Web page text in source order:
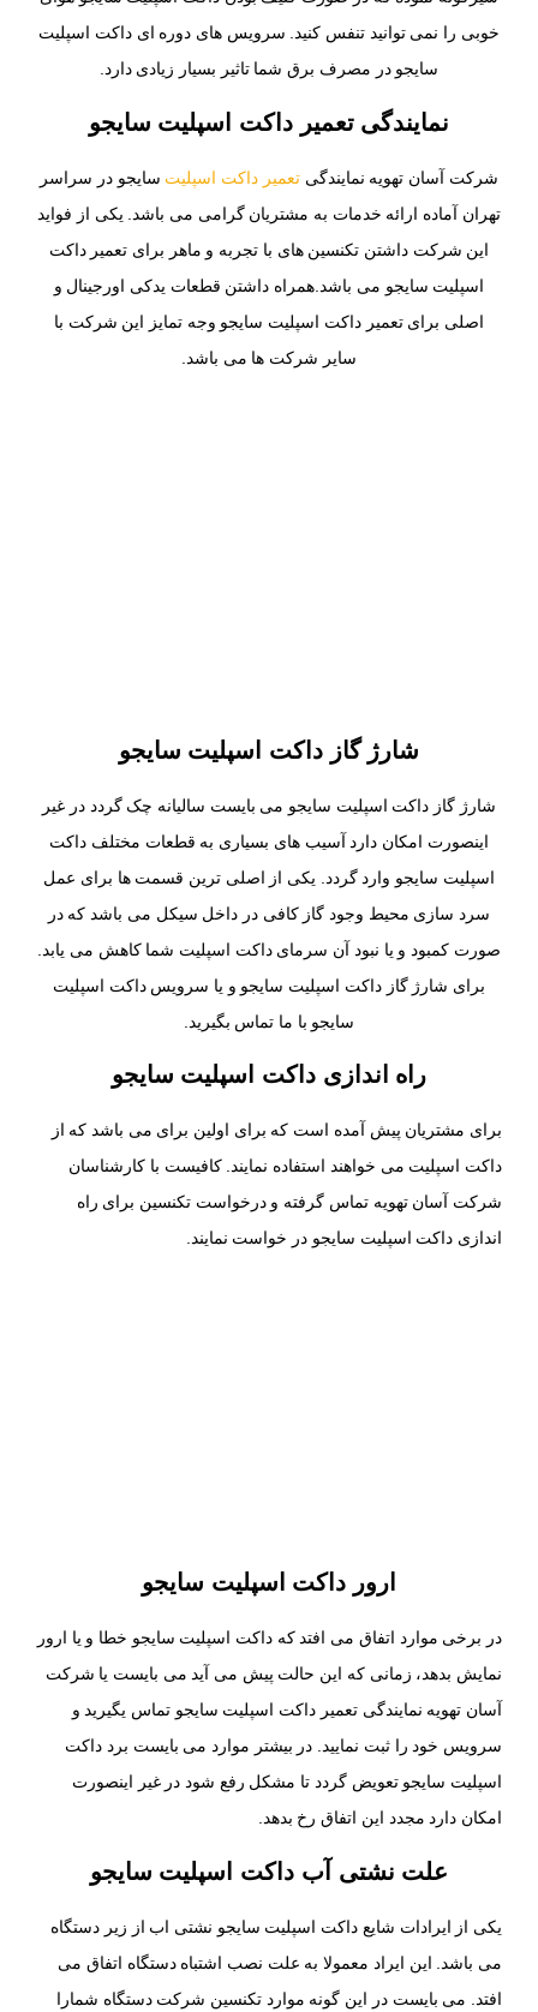
خوبی را نمی توانید تنفس کنید. سرویس های دوره ای داکت اسپلیت
سایجو در مصرف برق شما تاثیر بسیار زیادی دارد.
نمایندگی تعمیر داکت اسپلیت سایجو
شرکت آسان تهویه نمایندگیتعمیر داکت اسپلیت سایجو در سراسر
تهران آماده ارائه خدمات به مشتریان گرامی می باشد. یکی از فواید
این شرکت داشتن تکنسین های با تجربه و ماهر برای تعمیر داکت
اسپلیت سایجو می باشد.همراه داشتن قطعات یدکی اورجینال و
اصلی برای تعمیر داکت اسپلیت سایجو وجه تمایز این شرکت با
سایر شرکت ها می باشد.
شارژ گاز داکت اسپلیت سایجو
شارژ گاز داکت اسپلیت سایجو می بایست سالیانه چک گردد در غیر
اینصورت امکان دارد آسیب های بسیاری به قطعات مختلف داکت
اسپلیت سایجو وارد گردد. یکی از اصلی ترین قسمت ها برای عمل
سرد سازی محیط وجود گاز کافی در داخل سیکل می باشد که در
صورت کمبود و یا نبود آن سرمای داکت اسپلیت شما کاهش می یابد.
برای شارژ گاز داکت اسپلیت سایجو و یا سرویس داکت اسپلیت
سایجو با ما تماس بگیرید.
راه اندازی داکت اسپلیت سایجو
برای مشتریان پیش آمده است که برای اولین برای می باشد که از
داکت اسپلیت می خواهند استفاده نمایند. کافیست با کارشناسان
شرکت آسان تهویه تماس گرفته و درخواست تکنسین برای راه
اندازی داکت اسپلیت سایجو در خواست نمایند.
ارور داکت اسپلیت سایجو
در برخی موارد اتفاق می افتد که داکت اسپلیت سایجو خطا و یا ارور
نمایش بدهد، زمانی که این حالت پیش می آید می بایست یا شرکت
آسان تهویه نمایندگی تعمیر داکت اسپلیت سایجو تماس یگیرید و
سرویس خود را ثبت نمایید. در بیشتر موارد می بایست برد داکت
اسپلیت سایجو تعویض گردد تا مشکل رفع شود در غیر اینصورت
امکان دارد مجدد این اتفاق رخ بدهد.
علت نشتی آب داکت اسپلیت سایجو
یکی از ایرادات شایع داکت اسپلیت سایجو نشتی اب از زیر دستگاه
می باشد. این ایراد معمولا به علت نصب اشتباه دستگاه اتفاق می
افتد. می بایست در این گونه موارد تکنسین شرکت دستگاه شمارا